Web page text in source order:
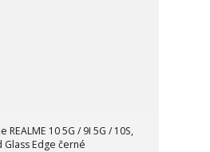
REALME 10 5G / 9I 5G / 10S,
Edge černé